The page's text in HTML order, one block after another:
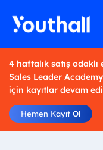
4 haftalık satış
Sales Leader
için kayıtlar devam
Hemen Kayıt Ol